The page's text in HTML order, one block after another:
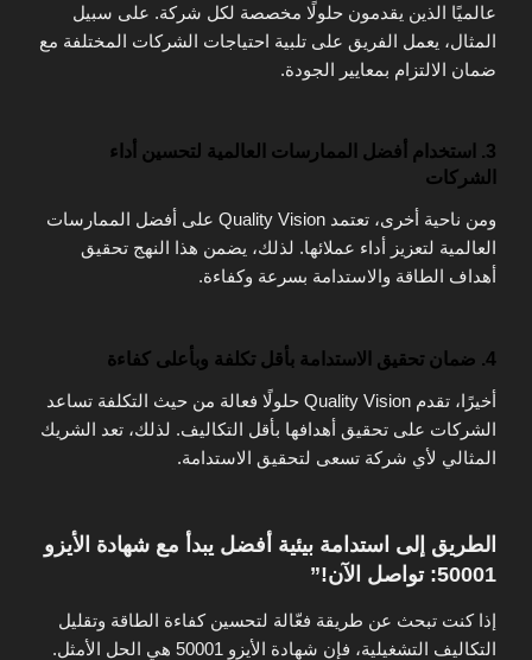
عالميًا الذين يقدمون حلولًا مخصصة لكل شركة. على سبيل
المثال، يعمل الفريق على تلبية احتياجات الشركات المختلفة مع
ضمان الالتزام بمعايير الجودة.
3. استخدام أفضل الممارسات العالمية لتحسين أداء
الشركات
ومن ناحية أخرى، تعتمد Quality Vision على أفضل الممارسات
العالمية لتعزيز أداء عملائها. لذلك، يضمن هذا النهج تحقيق
أهداف الطاقة والاستدامة بسرعة وكفاءة.
4. ضمان تحقيق الاستدامة بأقل تكلفة وبأعلى كفاءة
أخيرًا، تقدم Quality Vision حلولًا فعالة من حيث التكلفة تساعد
الشركات على تحقيق أهدافها بأقل التكاليف. لذلك، تعد الشريك
المثالي لأي شركة تسعى لتحقيق الاستدامة.
الطريق إلى استدامة بيئية أفضل يبدأ مع شهادة الأيزو
50001: تواصل الآن!”
إذا كنت تبحث عن طريقة فعّالة لتحسين كفاءة الطاقة وتقليل
التكاليف التشغيلية، فإن شهادة الأيزو 50001 هي الحل الأمثل.